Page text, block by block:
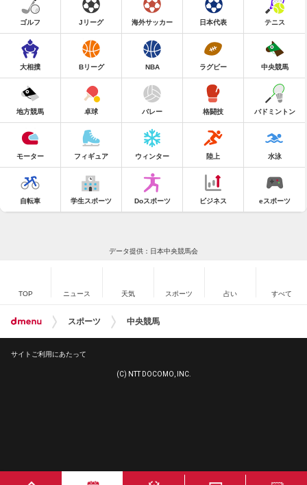
ゴルフ Jリーグ 海外サッカー 日本代表 テニス
大相撲 Bリーグ NBA ラグビー 中央競馬
地方競馬 卓球 バレー 格闘技 バドミントン
モーター フィギュア ウィンター 陸上 水泳
自転車 学生スポーツ Doスポーツ ビジネス eスポーツ
データ提供：日本中央競馬会
TOP ニュース 天気 スポーツ 占い すべて
スポーツ 中央競馬
サイトご利用にあたって
(C) NTT DOCOMO, INC.